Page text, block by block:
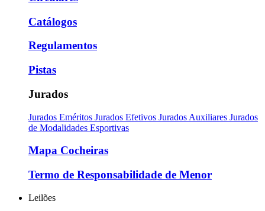
Catálogos
Regulamentos
Pistas
Jurados
Jurados Eméritos Jurados Efetivos Jurados Auxiliares Jurados
de Modalidades Esportivas
Mapa Cocheiras
Termo de Responsabilidade de Menor
Leilões